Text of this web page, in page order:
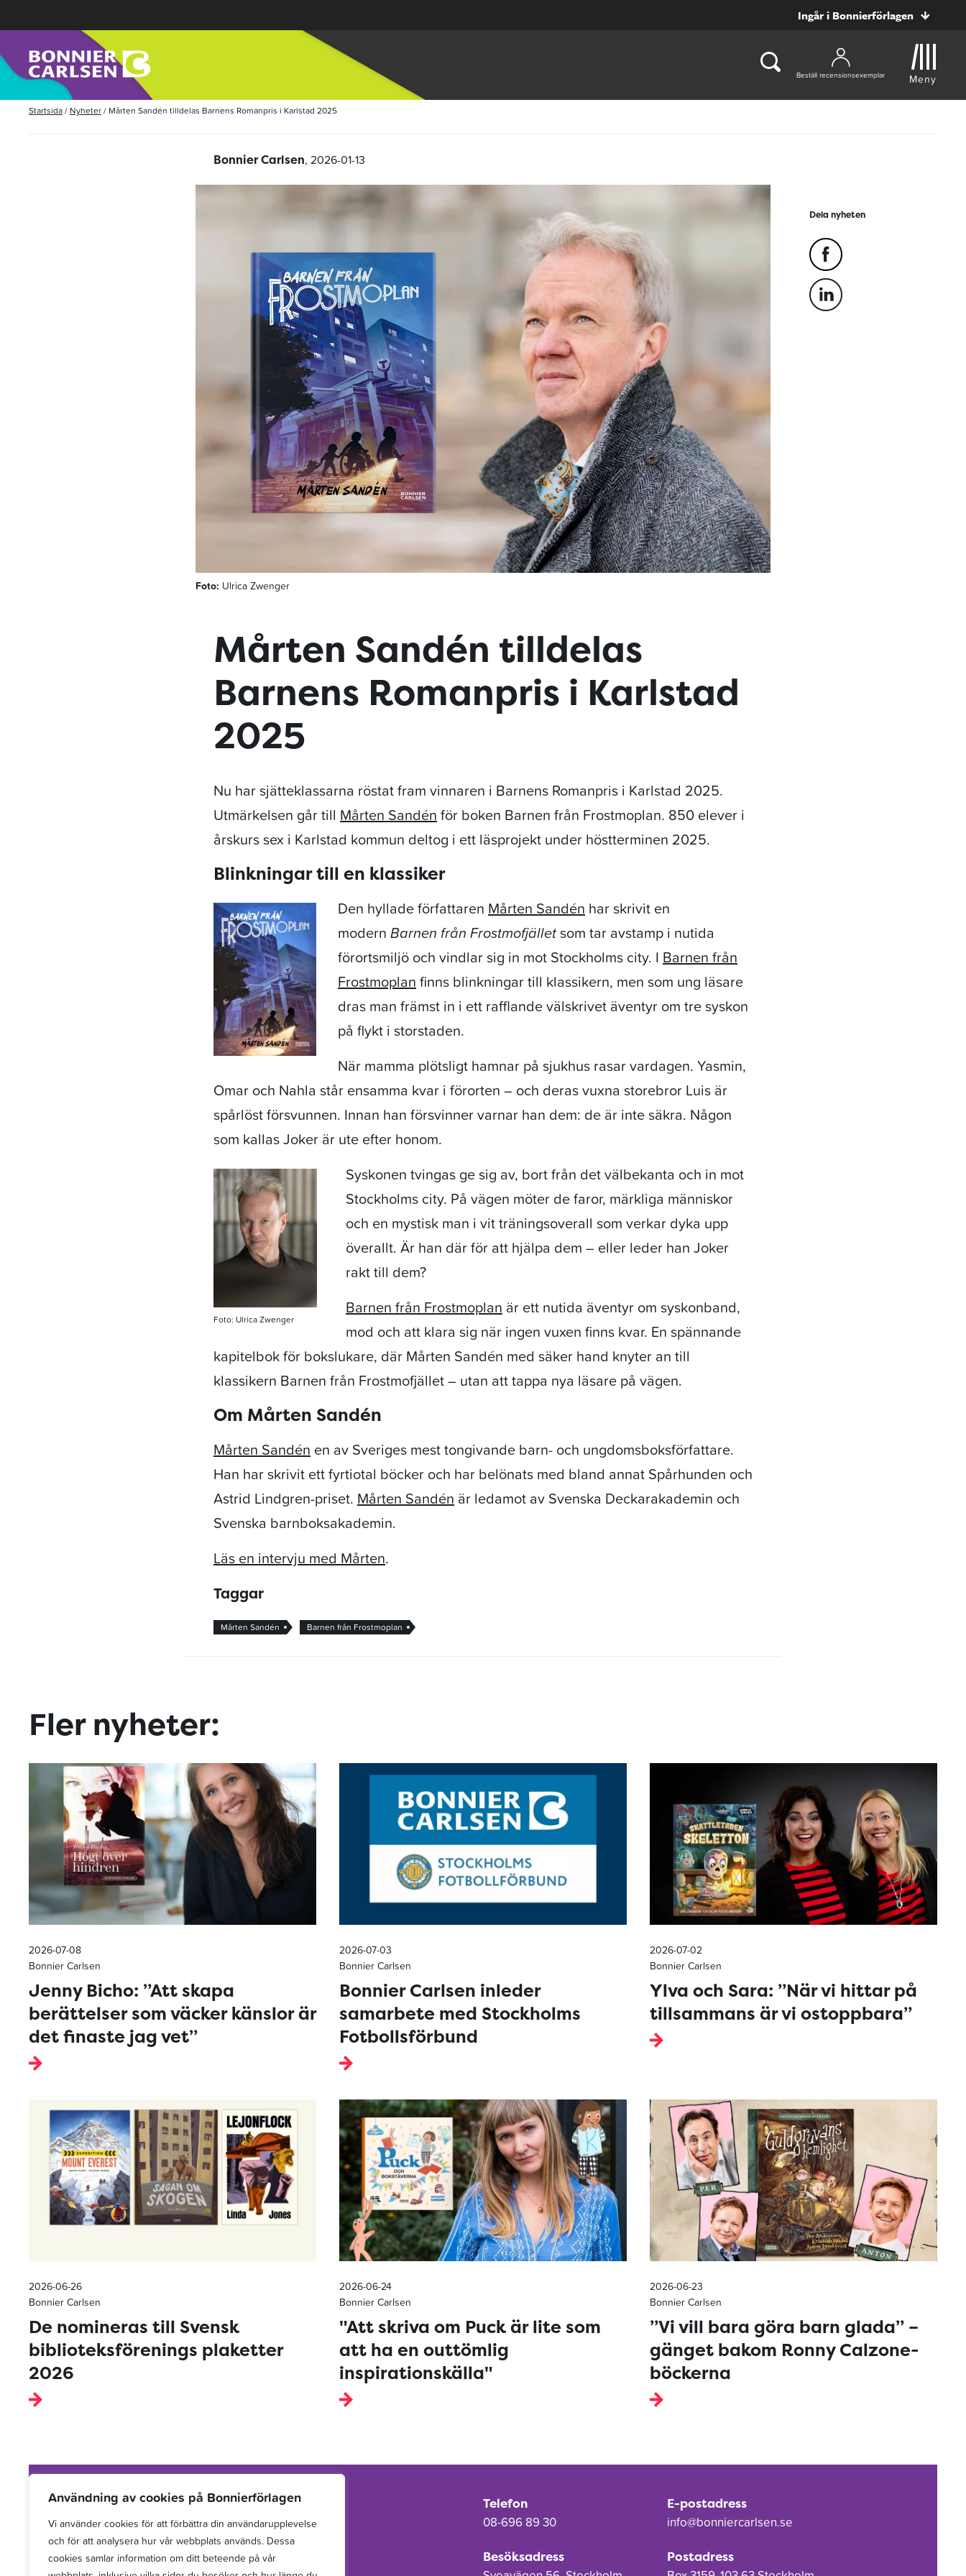
Användning av cookies på Bonnierförlagen
Vi använder cookies för att förbättra din användarupplevelse
och för att analysera hur vår webbplats används. Dessa
cookies samlar information om ditt beteende på vår
Ingår i Bonnierförlagen
Beställ recensionsexemplar Meny
Startsida/ Nyheter/ Mårten Sandén tilldelas Barnens Romanpris i Karlstad 2025
Bonnier Carlsen, 2026-01-13
Foto: Ulrica Zwenger
Dela nyheten
Mårten Sandén tilldelas
Barnens Romanpris i Karlstad
2025
Nu har sjätteklassarna röstat fram vinnaren i Barnens Romanpris i Karlstad 2025.
Utmärkelsen går till Mårten Sandénför boken Barnen från Frostmoplan. 850 elever i
årskurs sex i Karlstad kommun deltog i ett läsprojekt under höstterminen 2025.
Blinkningar till en klassiker
Den hyllade författaren Mårten Sandén har skrivit en
modern Barnen från Frostmofjälletsom tar avstamp i nutida
förortsmiljö och vindlar sig in mot Stockholms city. I Barnen från
Frostmoplanfinns blinkningar till klassikern, men som ung läsare
dras man främst in i ett rafflande välskrivet äventyr om tre syskon
på flykt i storstaden.
När mamma plötsligt hamnar på sjukhus rasar vardagen. Yasmin,
Omar och Nahla står ensamma kvar i förorten – och deras vuxna storebror Luis är
spårlöst försvunnen. Innan han försvinner varnar han dem: de är inte säkra. Någon
som kallas Joker är ute efter honom.
Foto: Ulrica Zwenger
Syskonen tvingas ge sig av, bort från det välbekanta och in mot
Stockholms city. På vägen möter de faror, märkliga människor
och en mystisk man i vit träningsoverall som verkar dyka upp
överallt. Är han där för att hjälpa dem – eller leder han Joker
rakt till dem?
Barnen från Frostmoplan är ett nutida äventyr om syskonband,
mod och att klara sig när ingen vuxen finns kvar. En spännande
kapitelbok för bokslukare, där Mårten Sandén med säker hand knyter an till
klassikern Barnen från Frostmofjället – utan att tappa nya läsare på vägen.
Om Mårten Sandén
Mårten Sandén en av Sveriges mest tongivande barn- och ungdomsboksförfattare.
Han har skrivit ett fyrtiotal böcker och har belönats med bland annat Spårhunden och
Astrid Lindgren-priset. Mårten Sandén är ledamot av Svenska Deckarakademin och
Svenska barnboksakademin.
Läs en intervju med Mårten.
Taggar
Mårten Sandén Barnen från Frostmoplan
Fler nyheter:
2026-07-08
Bonnier Carlsen
Jenny Bicho: ”Att skapa
berättelser som väcker känslor är
det finaste jag vet”
2026-07-03
Bonnier Carlsen
Bonnier Carlsen inleder
samarbete med Stockholms
Fotbollsförbund
2026-07-02
Bonnier Carlsen
Ylva och Sara: ”När vi hittar på
tillsammans är vi ostoppbara”
2026-06-26
Bonnier Carlsen
De nomineras till Svensk
biblioteksförenings plaketter
2026
2026-06-24
Bonnier Carlsen
"Att skriva om Puck är lite som
att ha en outtömlig
inspirationskälla"
2026-06-23
Bonnier Carlsen
”Vi vill bara göra barn glada” –
gänget bakom Ronny Calzone-
böckerna
Vi arbetar med att hitta, utveckla, publicera och
sprida berättelser för barn och unga.
Telefon
08-696 89 30
E-postadress
info@bonniercarlsen.se
Besöksadress Postadress